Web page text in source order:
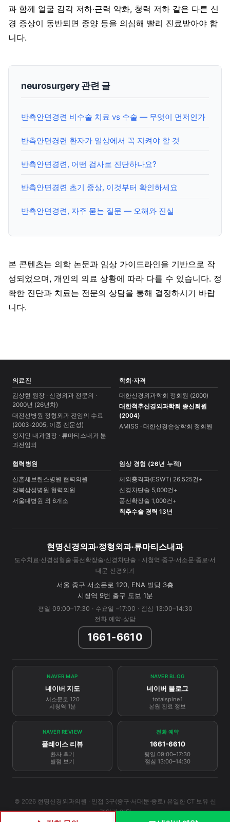
과 함께 얼굴 감각 저하·근력 약화, 청력 저하 같은 다른 신
경 증상이 동반되면 종양 등을 의심해 빨리 진료받아야 합
니다.
neurosurgery 관련 글
반측안면경련 비수술 치료 vs 수술 — 무엇이 먼저인가
반측안면경련 환자가 일상에서 꼭 지켜야 할 것
반측안면경련, 어떤 검사로 진단하나요?
반측안면경련 초기 증상, 이것부터 확인하세요
반측안면경련, 자주 묻는 질문 — 오해와 진실
본 콘텐츠는 의학 논문과 임상 가이드라인을 기반으로 작
성되었으며, 개인의 의료 상황에 따라 다를 수 있습니다. 정
확한 진단과 치료는 전문의 상담을 통해 결정하시기 바랍
니다.
의료진
김상현 원장 · 신경외과 전문의 ·
2000년 (26년차)
대전선병원 정형외과 전임의 수료
(2003-2005, 이중 전문성)
정지인 내과원장 · 류마티스내과 분
과전임의
학회·자격
대한신경외과학회 정회원 (2000)
대한척추신경외과학회 종신회원
(2004)
AMISS · 대한신경손상학회 정회원
협력병원
신촌세브란스병원 협력의원
강북삼성병원 협력의원
서울대병원 외 6개소
임상 경험 (26년 누적)
체외충격파(ESWT) 26,525건+
신경차단술 5,000건+
풍선확장술 1,000건+
척추수술 경력 13년
현명신경외과·정형외과·류마티스내과
도수치료·신경성형술·풍선확장술·신경차단술 · 시청역·중구·서소문·종로·서
대문 신경외과
서울 중구 서소문로 120, ENA 빌딩 3층
시청역 9번 출구 도보 1분
평일 09:00–17:30 · 수요일 –17:00 · 점심 13:00–14:30
전화 예약·상담
1661-6610
NAVER MAP
네이버 지도
서소문로 120
시청역 1분
NAVER BLOG
네이버 블로그
totalspine1
본원 진료 정보
NAVER REVIEW
플레이스 리뷰
환자 후기
별점 보기
전화 예약
1661-6610
평일 09:00–17:30
점심 13:00–14:30
© 2026 현명신경외과의원 · 인접 3구(중구·서대문·종로) 유일한 CT 보유 신
경외과 의원